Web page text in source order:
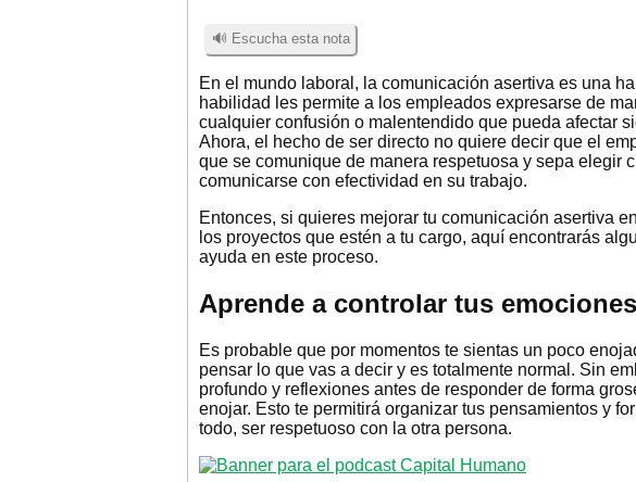
🔊 Escucha esta nota
En el mundo laboral, la comunicación asertiva es una
habilidad les permite a los empleados expresarse de
cualquier confusión o malentendido que pueda afectar
Ahora, el hecho de ser directo no quiere decir que el
que se comunique de manera respetuosa y sepa elegir
comunicarse con efectividad en su trabajo.
Entonces, si quieres mejorar tu comunicación asertiva
los proyectos que estén a tu cargo, aquí encontrarás
ayuda en este proceso.
Aprende a controlar tus emociones
Es probable que por momentos te sientas un poco
pensar lo que vas a decir y es totalmente normal. Sin
profundo y reflexiones antes de responder de forma
enojar. Esto te permitirá organizar tus pensamientos y
todo, ser respetuoso con la otra persona.